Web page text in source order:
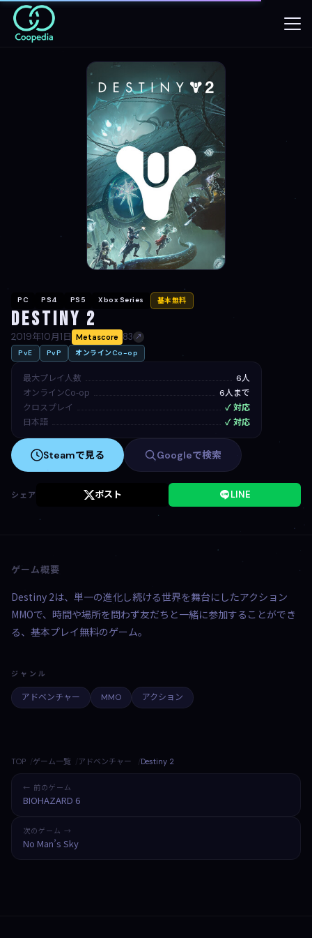
PC PS4 PS5 Xbox Series 基本無料
Destiny 2
2019年10月1日 Metascore 83 ↗
PvE
PvP オンラインCo-op
最大プレイ人数 6人
オンラインCo-op 6人まで
クロスプレイ ✓ 対応
日本語 ✓ 対応
Steamで見る Googleで検索
シェア ポスト LINE
ゲーム概要
Destiny 2は、単一の進化し続ける世界を舞台にしたアクション
MMOで、時間や場所を問わず友だちと一緒に参加することができ
る、基本プレイ無料のゲーム。
ジャンル
アドベンチャー MMO アクション
TOP ゲーム一覧 アドベンチャー Destiny 2
← 前のゲーム
BIOHAZARD 6
次のゲーム →
No Man’s Sky